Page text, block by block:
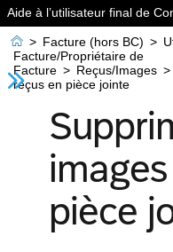
Aide à l’utilisateur final de
 > Facture (hors BC) >
Facture/Propriétaire de
Facture > Reçus/Images >
reçus en pièce jointe
pièce